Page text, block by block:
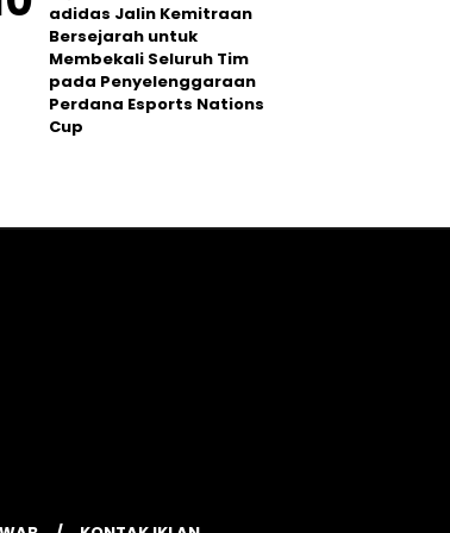
adidas Jalin Kemitraan
Bersejarah untuk
Membekali Seluruh Tim
pada Penyelenggaraan
Perdana Esports Nations
Cup